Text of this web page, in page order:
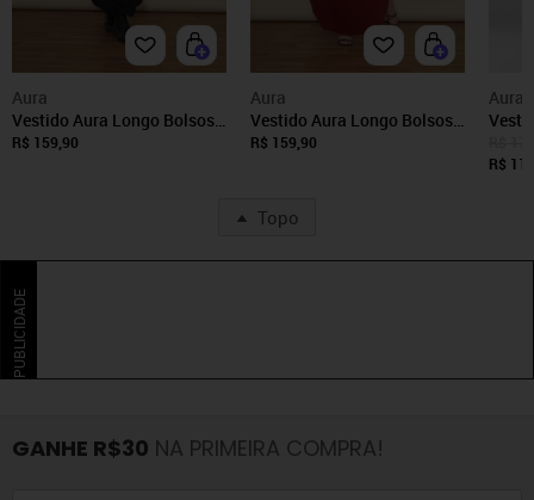
Aura
Vestido Aura Longo Bolsos
Preto
R$ 159,90
Aura
Vestido Aura Longo Bolsos
Vinho
R$ 159,90
Aura
R$
Topo
PUBLICIDADE
GANHE R$30 NA PRIMEIRA COMPRA!